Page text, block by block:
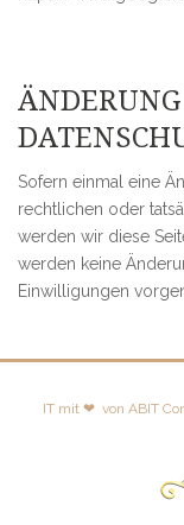
Sofern einmal eine
rechtlichen oder
werden wir diese
werden keine
Einwilligungen
IT mit ❤ vonABIT